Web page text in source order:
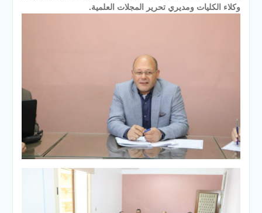
وكلاء الكليات ومديري تحرير المجلات العلمية.